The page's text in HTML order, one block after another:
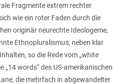
Fragmente extrem rechter
wie ein roter Faden durch die
originär neurechte Ideologeme,
Ethnopluralismus, neben klar
so die Rede vom „white
„14 words“ des US-amerikanischen
die mehrfach in abgewandelter